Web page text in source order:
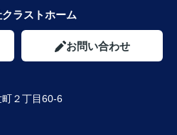
した。
ラストホーム
お問い合わせ
２丁目60-6